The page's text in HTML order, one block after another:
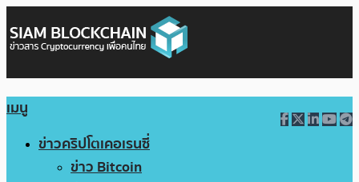
เมนู
ข่าวคริปโตเคอเรนซี่
ข่าว Bitcoin